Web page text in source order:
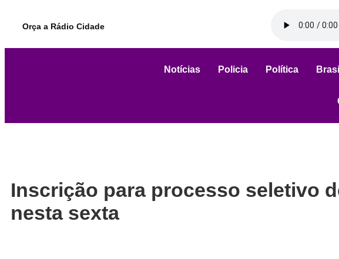
Orça a Rádio Cidade
Notícias Policia Política Brasil
Inscrição para processo seletivo
nesta sexta